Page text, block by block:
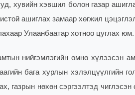
хувийн хэвшил болон газар
ашиглах замаар хөгжил
Улаанбаатар хотноо цуглах юм.
нийгэмлэгийн өмнө хүлээсэн
бага хурлын хэлэлцүүлгийн
газрын нөхөн сэргээлтэд